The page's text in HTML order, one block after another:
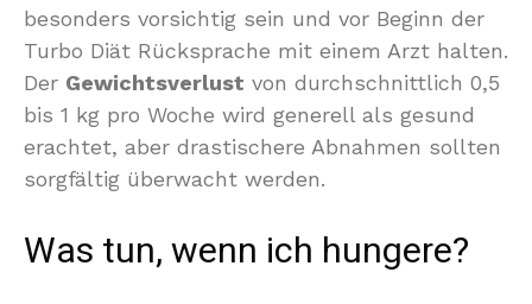
besonders vorsichtig sein und vor Beginn der
Turbo Diät Rücksprache mit einem Arzt halten.
Der Gewichtsverlust von durchschnittlich 0,5
bis 1 kg pro Woche wird generell als gesund
erachtet, aber drastischere Abnahmen sollten
sorgfältig überwacht werden.
Was tun, wenn ich hungere?